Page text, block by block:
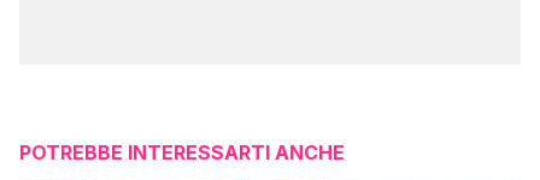
POTREBBE INTERESSARTI ANCHE